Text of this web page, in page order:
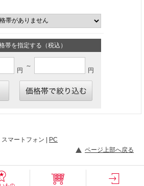
帯を指定する（税込）
円
～
円
スマートフォン | PC
ページ上部へ戻る